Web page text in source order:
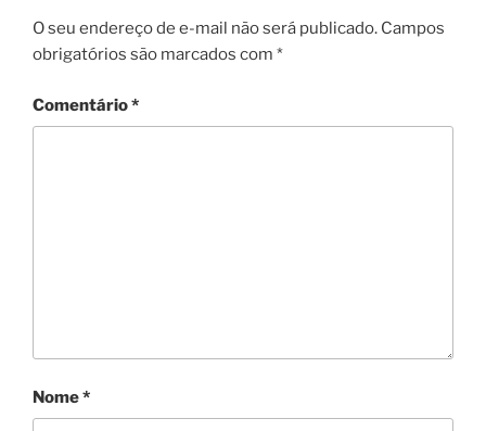
O seu endereço de e-mail não será publicado. Campos
obrigatórios são marcados com *
Comentário*
Nome*